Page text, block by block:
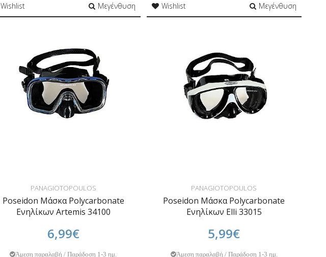
Wishlist
Μεγένθυση
Wishlist
Μεγένθυση
PANAGIOTOPOULOS
Poseidon Μάσκα Polycarbonate
Ενηλίκων Artemis 34100
6,99€
Άμεση παραλαβή / Παράδοση 1-3 ημ.
PANAGIOTOPOULOS
Poseidon Μάσκα Polycarbonate
Ενηλίκων Elli 33015
5,99€
Άμεση παραλαβή / Παράδοση 1-3 ημ.